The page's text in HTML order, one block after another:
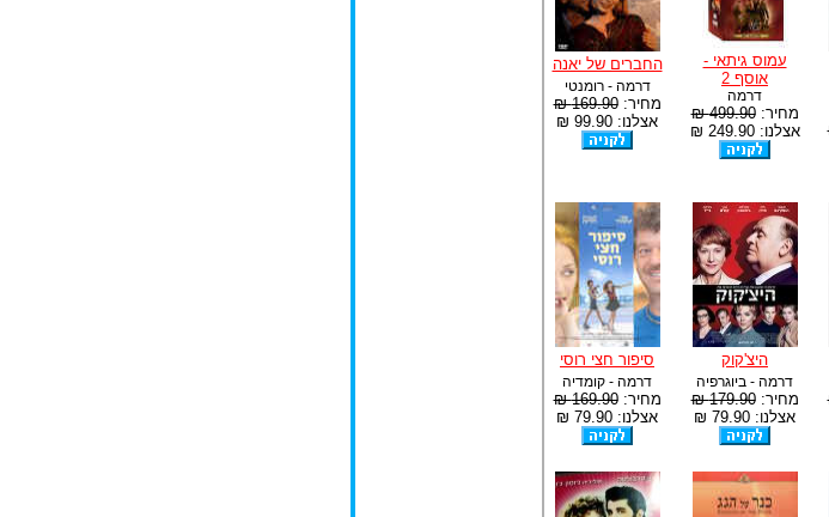
עמוס גיתאי -
אוסף 2
דרמה
מחיר:499.90 ₪
אצלנו: 249.90 ₪
החברים של יאנה
דרמה - רומנטי
מחיר:169.90 ₪
אצלנו: 99.90 ₪
היצ'קוק
דרמה - ביוגרפיה
מחיר:179.90 ₪
אצלנו: 79.90 ₪
סיפור חצי רוסי
דרמה - קומדיה
מחיר:169.90 ₪
אצלנו: 79.90 ₪